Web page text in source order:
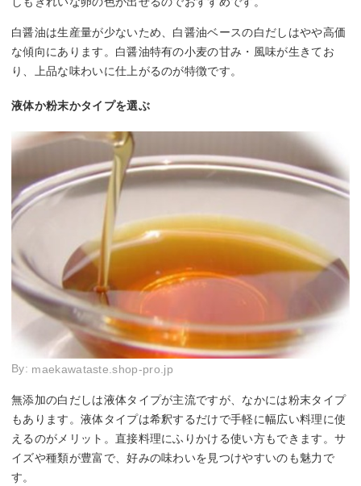
白醤油は生産量が少ないため、白醤油ベースの白だしはやや高価
な傾向にあります。白醤油特有の小麦の甘み・風味が生きてお
り、上品な味わいに仕上がるのが特徴です。
液体か粉末かタイプを選ぶ
By: maekawataste.shop-pro.jp
無添加の白だしは液体タイプが主流ですが、なかには粉末タイプ
もあります。液体タイプは希釈するだけで手軽に幅広い料理に使
えるのがメリット。直接料理にふりかける使い方もできます。サ
イズや種類が豊富で、好みの味わいを見つけやすいのも魅力で
す。